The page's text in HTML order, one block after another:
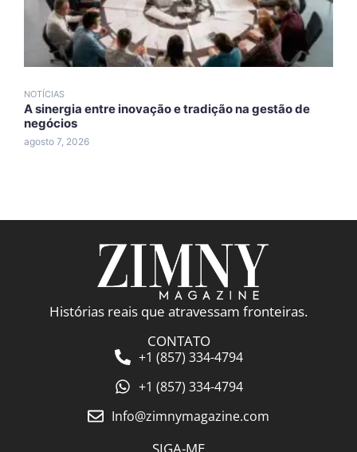
NOTÍCIAS
A sinergia entre inovação e tradição na gestão de
negócios
agosto 7, 2026
Histórias reais que atravessam fronteiras.
CONTATO
+1 (857) 334-4794
+1 (857) 334-4794
Info@zimnymagazine.com
SIGA-ME